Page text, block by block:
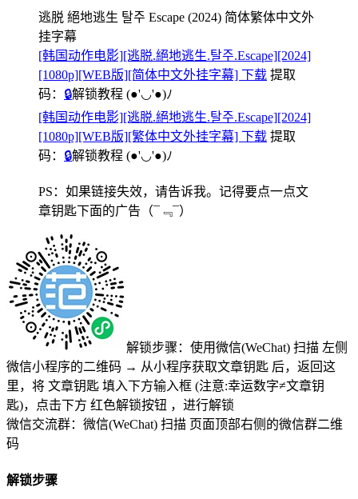
逃脱 絕地逃生 탈주 Escape (2024) 简体繁体中文外
挂字幕
[韩国动作电影][逃脱.絕地逃生.탈주.Escape][2024]
[1080p][WEB版][简体中文外挂字幕] 下载 提取
码： 🔒解锁教程 (●'◡'●)ﾉ
[韩国动作电影][逃脱.絕地逃生.탈주.Escape][2024]
[1080p][WEB版][繁体中文外挂字幕] 下载 提取
码： 🔒解锁教程 (●'◡'●)ﾉ
PS：如果链接失效，请告诉我。记得要点一点文
章钥匙下面的广告 （¯﹃¯）
解锁步骤：使用微信(WeChat) 扫描 左侧
微信小程序的二维码 → 从小程序获取文章钥匙 后，返回这
里，将 文章钥匙 填入下方输入框 (注意:幸运数字≠文章钥
匙)，点击下方 红色解锁按钮 ，进行解锁
微信交流群：微信(WeChat) 扫描 页面顶部右侧的微信群二维
码
解锁步骤